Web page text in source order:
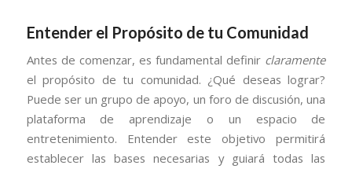
Entender el Propósito de tu Comunidad
Antes de comenzar, es fundamental definir claramente
el propósito de tu comunidad. ¿Qué deseas lograr?
Puede ser un grupo de apoyo, un foro de discusión, una
plataforma de aprendizaje o un espacio de
entretenimiento. Entender este objetivo permitirá
establecer las bases necesarias y guiará todas las